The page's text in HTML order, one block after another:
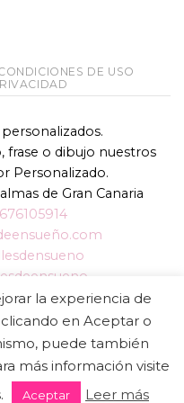
DE USO
frase o dibujo nuestros
Personalizado.
de Gran Canaria
la experiencia de
en Aceptar o
puede también
más información visite
Aceptar Leer más